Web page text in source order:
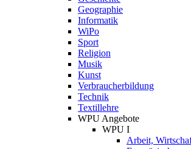
Geographie
Informatik
WiPo
Sport
Religion
Musik
Kunst
Verbraucherbildung
Technik
Textillehre
WPU Angebote
WPU I
Arbeit,